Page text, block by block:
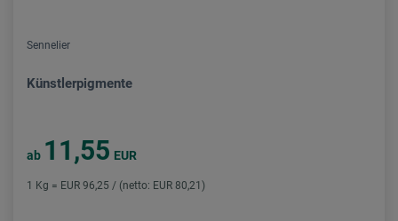
Sennelier
Künstlerpigmente
ab 11,55 EUR
1 Kg = EUR 96,25 / (netto: EUR 80,21)